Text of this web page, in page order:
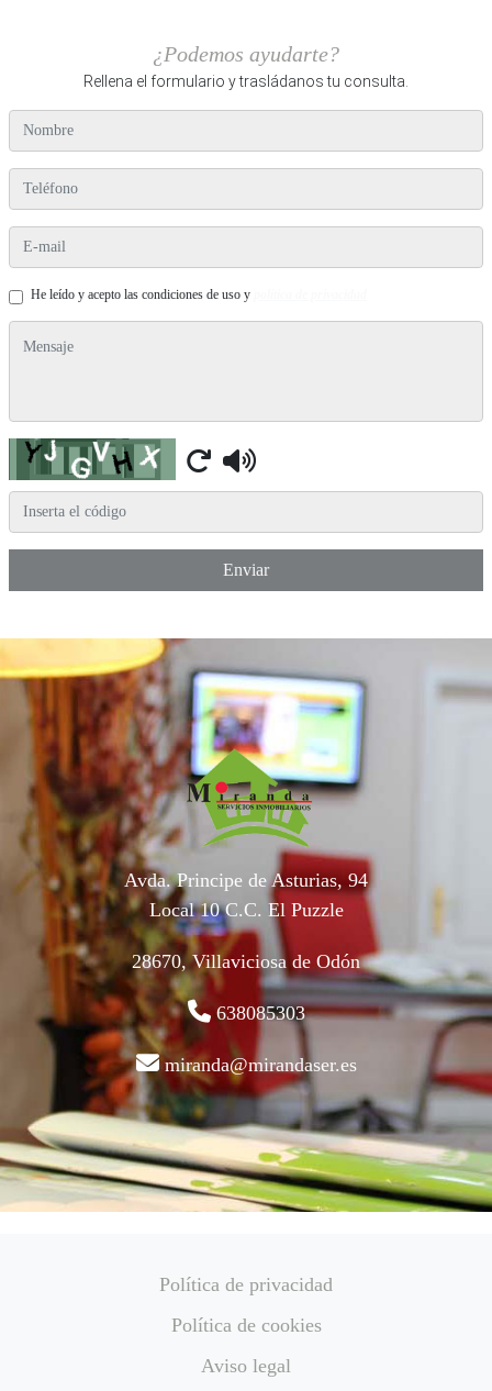
¿Podemos ayudarte?
Rellena el formulario y trasládanos tu consulta.
nombre
teléfono
e-mail
He leído y acepto las condiciones de uso y
Captcha
Enviar
Avda. Principe de Asturias, 94
Local 10 C.C. El Puzzle
28670, Villaviciosa de Odón
638085303
miranda@mirandaser.es
Política de privacidad
Política de cookies
Aviso legal